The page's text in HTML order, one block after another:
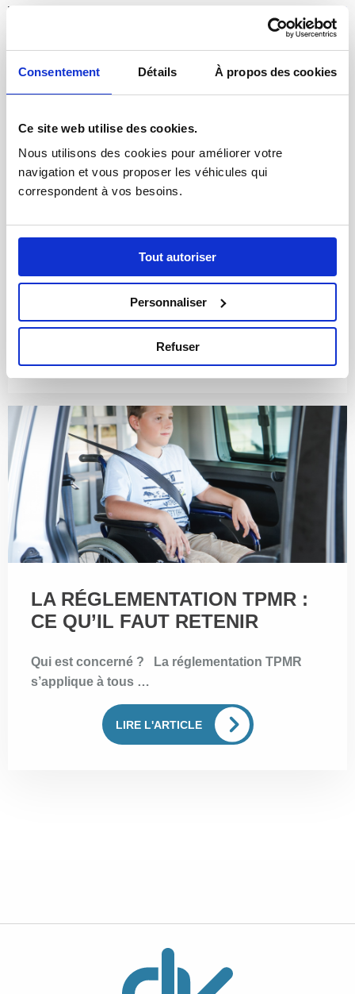
Consentement Détails À propos des cookies
Ce site web utilise des cookies.
Nous utilisons des cookies pour améliorer votre
navigation et vous proposer les véhicules qui
correspondent à vos besoins.
Tout autoriser
Personnaliser
Refuser
MODE D’EMPLOI DU HAYON
ÉLÉVATEUR POUR MINIBUS
TPMR
FACILE ET ROBUSTE Découvrez une vidéo
explicative du fonctionnement entièrement …
VOIR LA VIDÉO
LA RÉGLEMENTATION TPMR :
CE QU’IL FAUT RETENIR
Qui est concerné ? La réglementation TPMR
s’applique à tous …
LIRE L'ARTICLE